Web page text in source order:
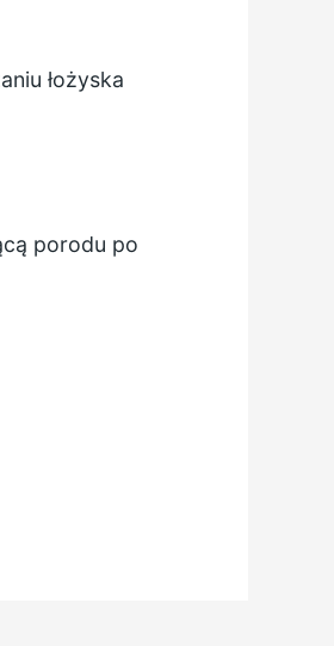
łożyska
porodu po